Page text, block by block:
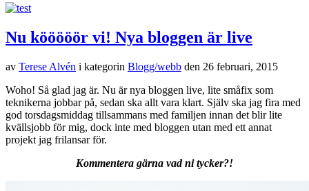
Nu kööööör vi! Nya bloggen är live
av Terese Alvén i kategorin Blogg/webb den 26 februari, 2015
Woho! Så glad jag är. Nu är nya bloggen live, lite småfix som
teknikerna jobbar på, sedan ska allt vara klart. Själv ska jag fira med
god torsdagsmiddag tillsammans med familjen innan det blir lite
kvällsjobb för mig, dock inte med bloggen utan med ett annat
projekt jag frilansar för.
Kommentera gärna vad ni tycker?!